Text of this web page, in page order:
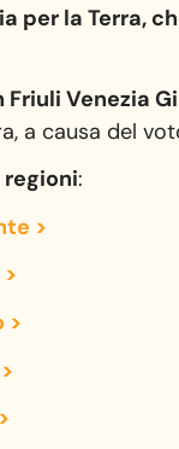
per la Terra,
Venezia
a causa del
regioni:
>
>